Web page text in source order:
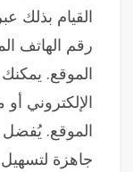
القيام بذلك
رقم الهاتف
الموقع.
الإلكتروني
الموقع.
جاهزة